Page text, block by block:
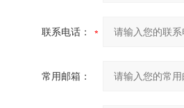
联系电话：
常用邮箱：